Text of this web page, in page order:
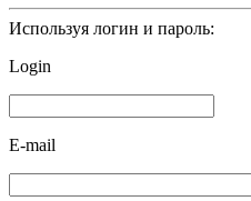
Используя логин и пароль:
Login
E-mail